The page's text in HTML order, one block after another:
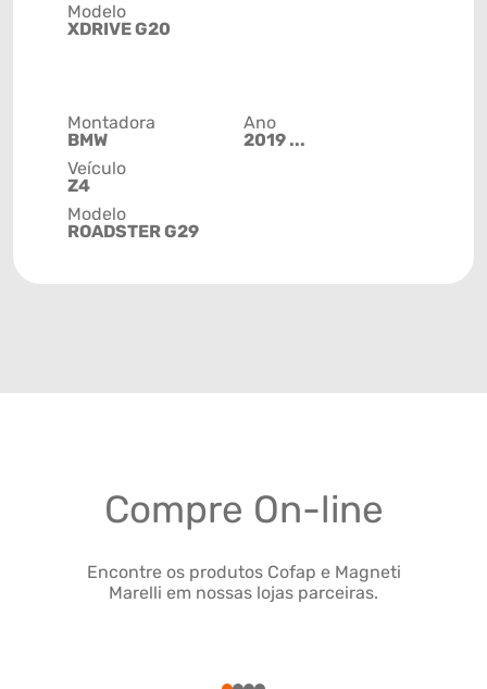
Modelo
XDRIVE G20
Montadora
BMW
Veículo
Z4
Modelo
ROADSTER G29
Ano
2019 ...
Compre On-line
Encontre os produtos Cofap e Magneti
Marelli em nossas lojas parceiras.